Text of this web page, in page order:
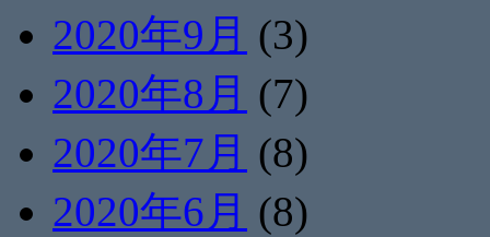
2020年9月 (3)
2020年8月 (7)
2020年7月 (8)
2020年6月 (8)